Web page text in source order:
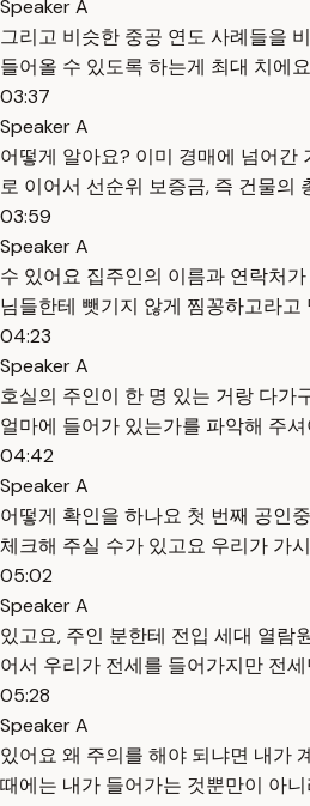
Speaker A
그리고 비슷한 중공 연도 사례들을
들어올 수 있도록 하는게 최대 치에
03:37
Speaker A
어떻게 알아요? 이미 경매에 넘어간
로 이어서 선순위 보증금, 즉 건물의
03:59
Speaker A
수 있어요 집주인의 이름과 연락처
님들한테 뺏기지 않게 찜꽁하고라
04:23
Speaker A
호실의 주인이 한 명 있는 거랑 다가
얼마에 들어가 있는가를 파악해 주
04:42
Speaker A
어떻게 확인을 하나요 첫 번째 공인
체크해 주실 수가 있고요 우리가 가
05:02
Speaker A
있고요, 주인 분한테 전입 세대 열람
어서 우리가 전세를 들어가지만 전
05:28
Speaker A
있어요 왜 주의를 해야 되냐면 내가
때에는 내가 들어가는 것뿐만이 아